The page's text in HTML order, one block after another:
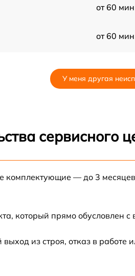
от 60 мин
от 60 мин
от 30 мин
от 60 мин
от 60 мин
У меня другая
сервисного
комплектующие — до 3
который прямо обусловлен
из строя, отказ в работе